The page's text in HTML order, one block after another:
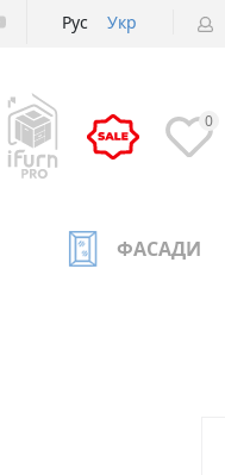
Рус Укр
0
ФАСАДИ